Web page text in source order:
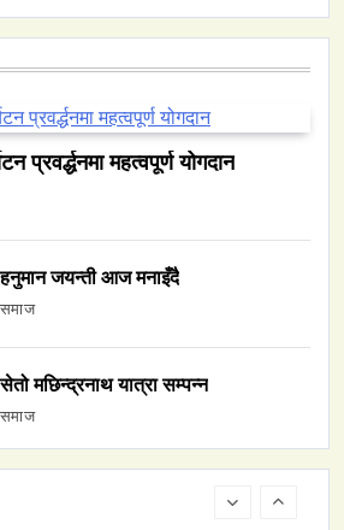
प्रवर्द्धनमा महत्वपूर्ण योगदान
हनुमान जयन्ती आज मनाइँदै
समाज
सेतो मछिन्द्रनाथ यात्रा सम्पन्न
समाज
March 13, 2026
वन्यजन्तु
प्रवर्द्धनमा महत्वपूर्ण योगदान
March 13, 2026